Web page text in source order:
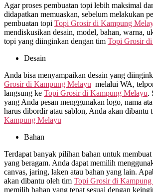
Agar proses pembuatan topi lebih maksimal
didapatkan memuaskan, sebelum melakukan
pembuatan topi Topi Grosir di Kampung
mendiskusikan desain, model, bahan, warna,
topi yang diinginkan dengan tim Topi Grosir di
Desain
Anda bisa menyampaikan desain yang
Grosir di Kampung Melayu melalui WA,
langsung ke Topi Grosir di Kampung Melayu.
yang Anda pesan menggunakan logo, nama
harus dibordir atau sablon, Anda akan dibantu
Kampung Melayu
Bahan
Terdapat banyak pilihan bahan untuk
yang beragam. Anda dapat memilih
canvas, jaring, laken atau bahan yang lain.
akan dibantu oleh tim Topi Grosir di
memilih bahan yang tepat sesuai dengan